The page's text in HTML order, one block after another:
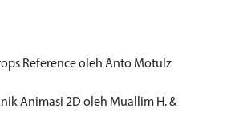
Reference oleh Anto Motulz
Animasi 2D oleh Muallim H. &